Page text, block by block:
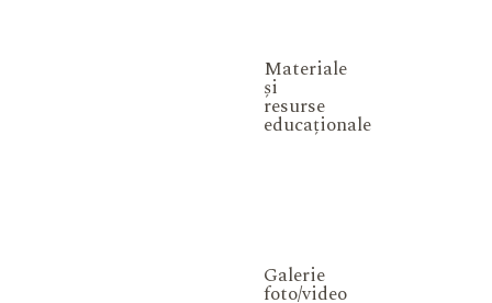
Materiale
și
resurse
educaționale
Galerie
foto/video